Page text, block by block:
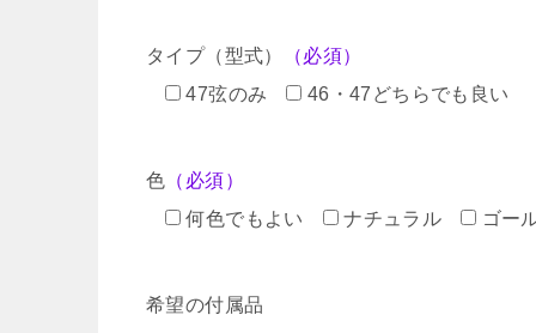
タイプ（型式）
（必須）
47弦のみ
46・47どちらでも良い
色 （必須）
何色でもよい
ナチュラル ゴー
希望の付属品